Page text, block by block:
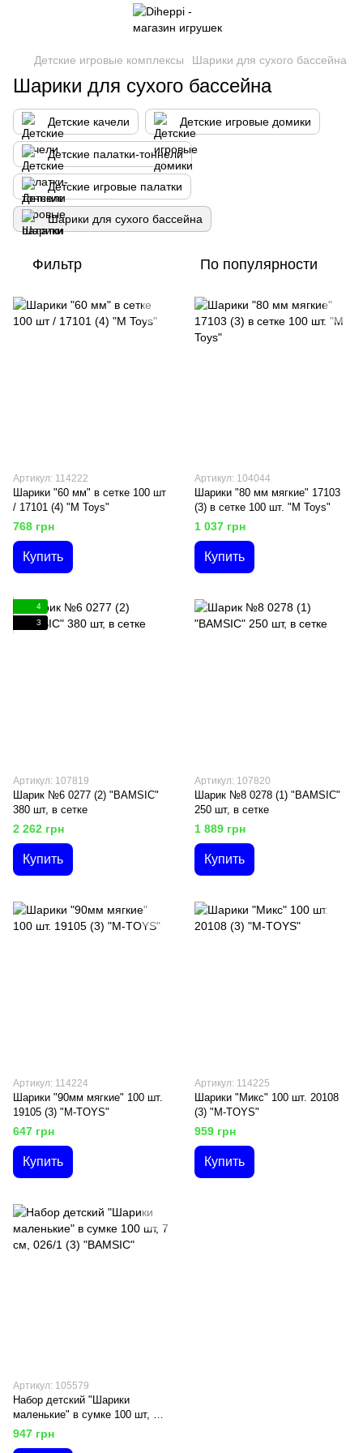
Детские игровые комплексы Шарики для сухого бассейна
Шарики для сухого бассейна
Детские качели Детские игровые домики
Детские палатки-тоннели
Детские игровые палатки
Шарики для сухого бассейна
Фильтр По популярности
Артикул: 114222
Шарики "60 мм" в сетке 100 шт
/ 17101 (4) "M Toys"
768 грн
Купить
Артикул: 104044
Шарики "80 мм мягкие" 17103
(3) в сетке 100 шт. "M Toys"
1 037 грн
Купить
4
3
Артикул: 107819
Шарик №6 0277 (2) "BAMSIC"
380 шт, в сетке
2 262 грн
Купить
Артикул: 107820
Шарик №8 0278 (1) "BAMSIC"
250 шт, в сетке
1 889 грн
Купить
Артикул: 114224
Шарики "90мм мягкие" 100 шт.
19105 (3) "M-TOYS"
647 грн
Купить
Артикул: 114225
Шарики "Микс" 100 шт. 20108
(3) "M-TOYS"
959 грн
Купить
Артикул: 105579
Набор детский "Шарики
маленькие" в сумке 100 шт, 7
см, 026/1 (3) "BAMSIC"
947 грн